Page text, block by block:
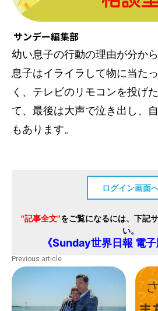
サンデー編集部
幼い息子の行動の理由が分か
息子はイライラして物に当た
く、テレビのリモコンを投げ
て、最後は大声で泣き出し、
もあります。
ログイン画面
"記事全文"をご覧になるには、下記
い。
《Sunday世界日報 電子
Previous article